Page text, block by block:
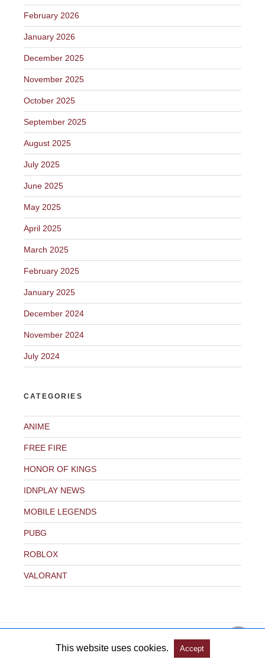
February 2026
January 2026
December 2025
November 2025
October 2025
September 2025
August 2025
July 2025
June 2025
May 2025
April 2025
March 2025
February 2025
January 2025
December 2024
November 2024
July 2024
CATEGORIES
ANIME
FREE FIRE
HONOR OF KINGS
IDNPLAY NEWS
MOBILE LEGENDS
PUBG
ROBLOX
VALORANT
Copyright @ 2026 IDNPLAY NEWS All Rights Reserved
This website uses cookies. Accept